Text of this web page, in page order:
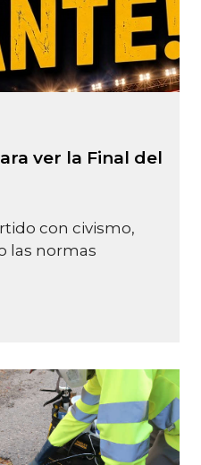
ver la Final del
con civismo,
las normas